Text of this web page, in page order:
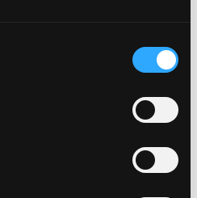
un aderezo sedoso con
y una cubierta. Use
hasta que esté listo